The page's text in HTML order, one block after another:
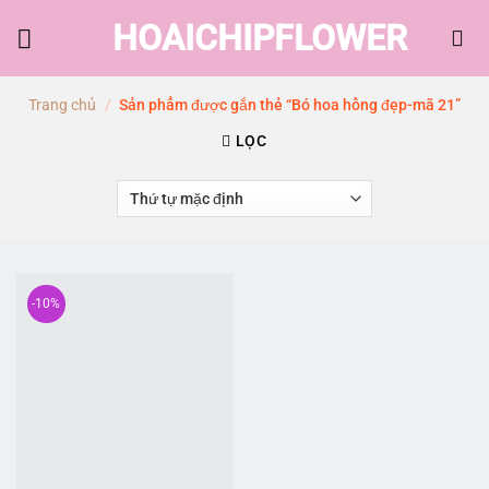
HOAICHIPFLOWER
Trang chủ / Sản phẩm được gắn thẻ “Bó hoa hồng đẹp-mã 21”
LỌC
-10%